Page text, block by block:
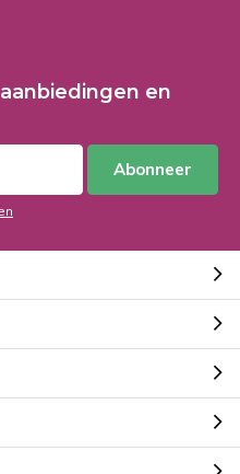
en
Abonneer